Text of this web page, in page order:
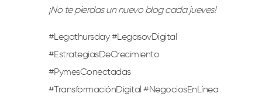
¡No te pierdas un nuevo blog cada jueves!
#Legathursday #LegasovDigital
#EstrategiasDeCrecimiento
#PymesConectadas
#TransformaciónDigital #NegociosEnLínea